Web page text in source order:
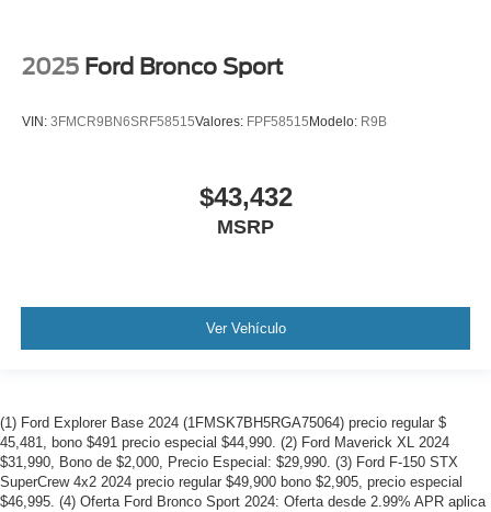
2025 Ford Bronco Sport
VIN: 3FMCR9BN6SRF58515Valores: FPF58515Modelo: R9B
$43,432
MSRP
Ver Vehículo
(1) Ford Explorer Base 2024 (1FMSK7BH5RGA75064) precio regular $
45,481, bono $491 precio especial $44,990. (2) Ford Maverick XL 2024
$31,990, Bono de $2,000, Precio Especial: $29,990. (3) Ford F-150 STX
SuperCrew 4x2 2024 precio regular $49,900 bono $2,905, precio especial
$46,995. (4) Oferta Ford Bronco Sport 2024: Oferta desde 2.99% APR aplica